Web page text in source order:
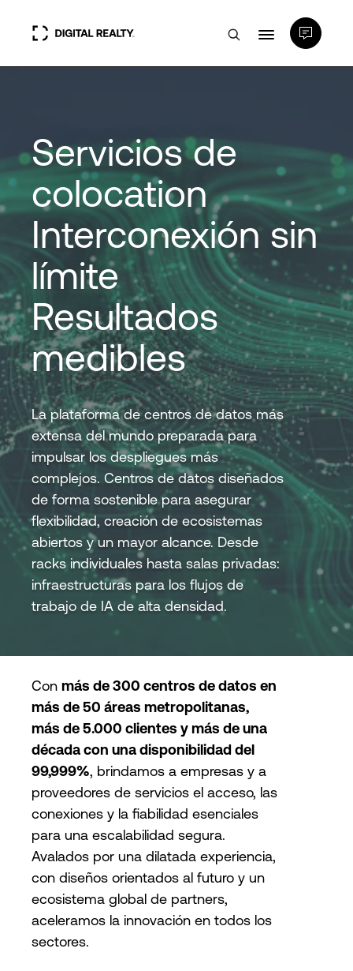
PlatformDIGITAL®
Partners
Experiencia y recursos
Acerca de
Language
Login
Servicios de
colocation
Interconexión sin
límite
Resultados
medibles
La plataforma de centros de datos más
extensa del mundo preparada para
impulsar los despliegues más
complejos. Centros de datos diseñados
de forma sostenible para asegurar
flexibilidad, creación de ecosistemas
abiertos y un mayor alcance. Desde
racks individuales hasta salas privadas:
infraestructuras para los flujos de
trabajo de IA de alta densidad.
Con más de 300 centros de datos en
más de 50 áreas metropolitanas,
más de 5.000 clientes y más de una
década con una disponibilidad del
99,999%, brindamos a empresas y a
proveedores de servicios el acceso, las
conexiones y la fiabilidad esenciales
para una escalabilidad segura.
Avalados por una dilatada experiencia,
con diseños orientados al futuro y un
ecosistema global de partners,
aceleramos la innovación en todos los
sectores.